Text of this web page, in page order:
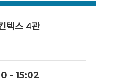
텍스 4관
- 15:02